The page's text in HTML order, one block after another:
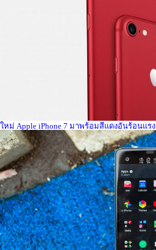
ใหม่ Apple iPhone 7 มาพร้อมสีแดงอันร้อนแรง